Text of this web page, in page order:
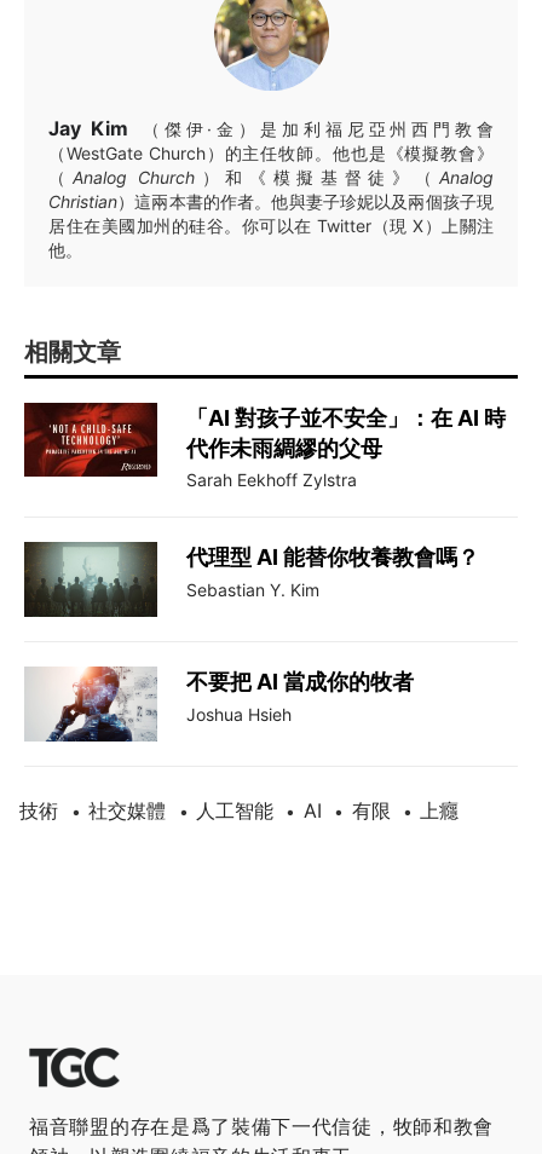
Jay Kim
（傑伊·金）是加利福尼亞州西門教會
（WestGate Church）的主任牧師。他也是《模擬教會》
（ Analog Church ）和《模擬基督徒》（Analog
Christian）這兩本書的作者。他與妻子珍妮以及兩個孩子現
居住在美國加州的硅谷。你可以在 Twitter（現 X）上關注
他。
相關文章
「AI 對孩子並不安全」：在 AI 時
代作未雨綢繆的父母
Sarah Eekhoff Zylstra
代理型 AI 能替你牧養教會嗎？
Sebastian Y. Kim
不要把 AI 當成你的牧者
Joshua Hsieh
技術 • 社交媒體 • 人工智能 • AI • 有限 • 上癮
福音聯盟的存在是爲了裝備下一代信徒，牧師和教會